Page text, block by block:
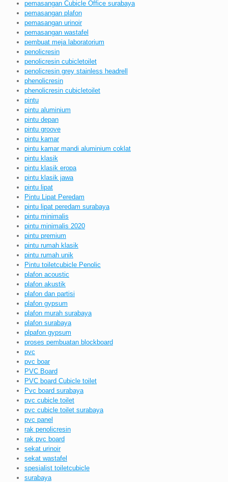
pemasangan Cubicle Office surabaya
pemasangan plafon
pemasangan urinoir
pemasangan wastafel
pembuat meja laboratorium
penolicresin
penolicresin cubicletoilet
penolicresin grey stainless headrell
phenolicresin
phenolicresin cubicletoilet
pintu
pintu aluminium
pintu depan
pintu groove
pintu kamar
pintu kamar mandi aluminium coklat
pintu klasik
pintu klasik eropa
pintu klasik jawa
pintu lipat
Pintu Lipat Peredam
pintu lipat peredam surabaya
pintu minimalis
pintu minimalis 2020
pintu premium
pintu rumah klasik
pintu rumah unik
Pintu toiletcubicle Penolic
plafon acoustic
plafon akustik
plafon dan partisi
plafon gypsum
plafon murah surabaya
plafon surabaya
plpafon gypsum
proses pembuatan blockboard
pvc
pvc boar
PVC Board
PVC board Cubicle toilet
Pvc board surabaya
pvc cubicle toilet
pvc cubicle toilet surabaya
pvc panel
rak penolicresin
rak pvc board
sekat urinoir
sekat wastafel
spesialist toiletcubicle
surabaya